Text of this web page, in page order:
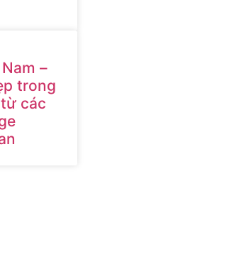
–
trong
các